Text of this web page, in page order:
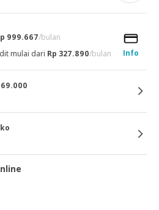
999.667/bulan
Info
mulai dari Rp 327.890/bulan